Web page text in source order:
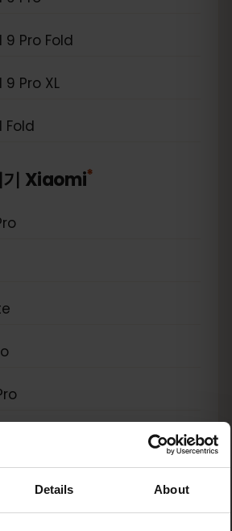
Details About
9 Pro Fold
Pro XL
Fold
Xiaomi*